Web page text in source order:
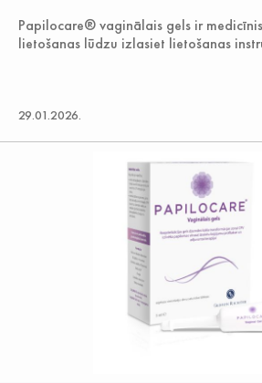
Papilocare® vaginālais gels ir
lietošanas lūdzu izlasiet lietošanas
29.01.2026.